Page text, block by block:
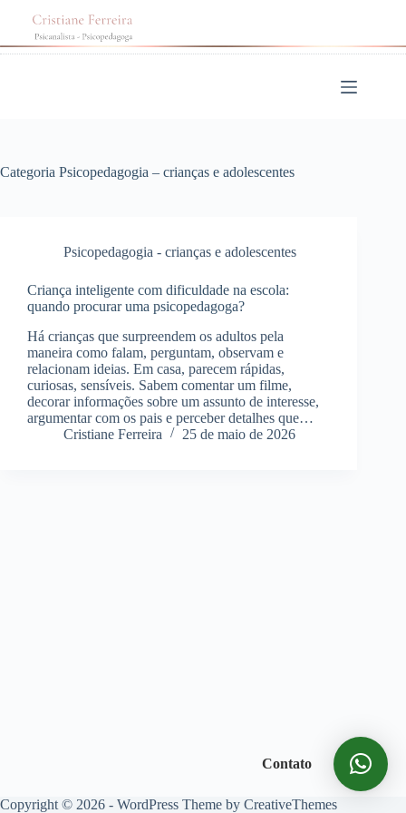
conteúdo
Categoria Psicopedagogia – crianças e adolescentes
Psicopedagogia - crianças e adolescentes
Criança inteligente com dificuldade na escola:
quando procurar uma psicopedagoga?
Há crianças que surpreendem os adultos pela
maneira como falam, perguntam, observam e
relacionam ideias. Em casa, parecem rápidas,
curiosas, sensíveis. Sabem comentar um filme,
decorar informações sobre um assunto de interesse,
argumentar com os pais e perceber detalhes que…
Cristiane Ferreira
25 de maio de 2026
Copyright © 2026 - WordPress Theme by CreativeThemes
Contato